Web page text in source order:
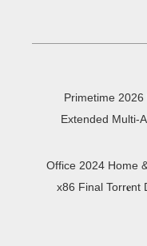
Primetime 2026
Extended Multi-
Office 2024 Home
x86 Final Torr𝐞nt